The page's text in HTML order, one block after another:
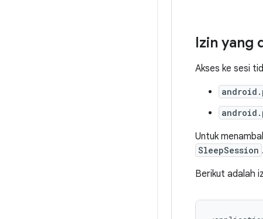
Izin yang
Akses ke sesi
Untuk
SleepSession .
Berikut adalah